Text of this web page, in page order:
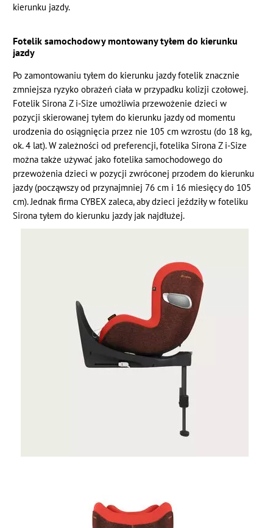
kierunku jazdy.
Fotelik samochodowy montowany tyłem do kierunku
jazdy
Po zamontowaniu tyłem do kierunku jazdy fotelik znacznie
zmniejsza ryzyko obrażeń ciała w przypadku kolizji czołowej.
Fotelik Sirona Z i-Size umożliwia przewożenie dzieci w
pozycji skierowanej tyłem do kierunku jazdy od momentu
urodzenia do osiągnięcia przez nie 105 cm wzrostu (do 18 kg,
ok. 4 lat). W zależności od preferencji, fotelika Sirona Z i-Size
można także używać jako fotelika samochodowego do
przewożenia dzieci w pozycji zwróconej przodem do kierunku
jazdy (począwszy od przynajmniej 76 cm i 16 miesięcy do 105
cm). Jednak firma CYBEX zaleca, aby dzieci jeździły w foteliku
Sirona tyłem do kierunku jazdy jak najdłużej.